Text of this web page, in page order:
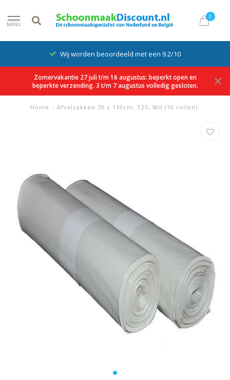
MENU
0
Wij worden beoordeeld met een 9.2/10
Zomervakantie 27 juli t/m 16 augustus: beperkt open en
beperkte verzending. 3 t/m 7 augustus volledig gesloten.
Home / Afvalzakken 70 x 110cm, T25, Wit (10 rollen)